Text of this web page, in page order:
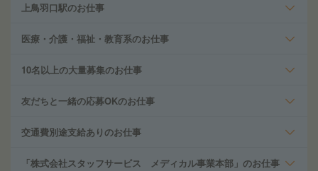
上鳥羽口駅のお仕事
医療・介護・福祉・教育系のお仕事
10名以上の大量募集のお仕事
友だちと一緒の応募OKのお仕事
交通費別途支給ありのお仕事
「株式会社スタッフサービス メディカル事業本部」のお仕事